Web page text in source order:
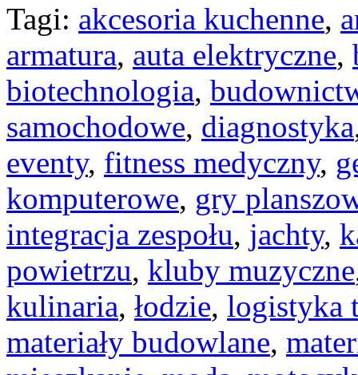
Tagi: akcesoria kuchenne,
armatura, auta elektryczne,
biotechnologia,
samochodowe, diagnostyka
eventy, fitness medyczny,
komputerowe, gry
integracja zespołu, jachty,
powietrzu, kluby muzyczne
kulinaria, łodzie, logistyka
materiały budowlane,